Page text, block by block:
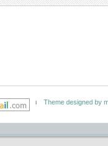
Theme designed by